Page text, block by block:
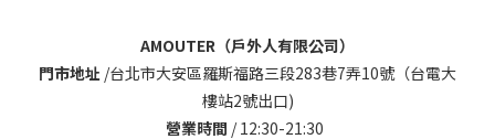
AMOUTER（戶外人有限公司）
門市地址 /台北市大安區羅斯福路三段283巷7弄10號（台電大
樓站2號出口)
營業時間 / 12:30-21:30